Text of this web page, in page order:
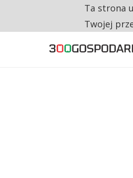
NA JEDEN
Ta strona
Twojej